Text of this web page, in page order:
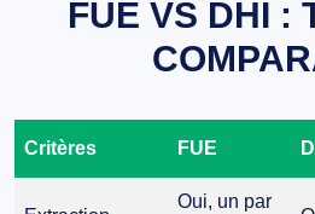
FUE VS DHI :
Critères FUE
Oui, un par